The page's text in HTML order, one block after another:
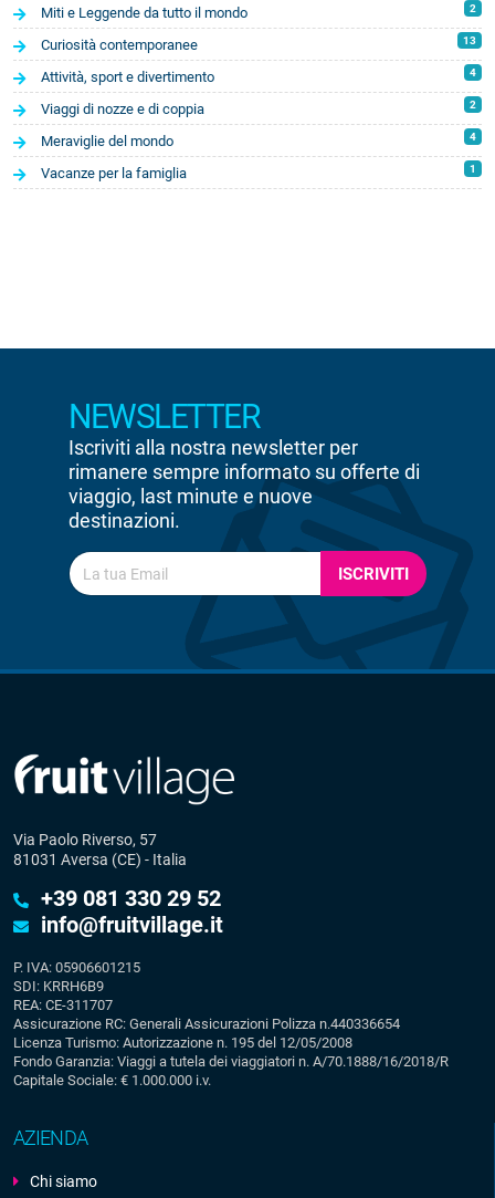
Miti e Leggende da tutto il mondo 2
Curiosità contemporanee 13
Attività, sport e divertimento 4
Viaggi di nozze e di coppia 2
Meraviglie del mondo 4
Vacanze per la famiglia 1
NEWSLETTER
Iscriviti alla nostra newsletter per
rimanere sempre informato su offerte di
viaggio, last minute e nuove
destinazioni.
ISCRIVITI
Via Paolo Riverso, 57
81031 Aversa (CE) - Italia
+39 081 330 29 52
info@fruitvillage.it
P. IVA: 05906601215
SDI: KRRH6B9
REA: CE-311707
Assicurazione RC: Generali Assicurazioni Polizza n.440336654
Licenza Turismo: Autorizzazione n. 195 del 12/05/2008
Fondo Garanzia: Viaggi a tutela dei viaggiatori n. A/70.1888/16/2018/R
Capitale Sociale: € 1.000.000 i.v.
AZIENDA
Chi siamo